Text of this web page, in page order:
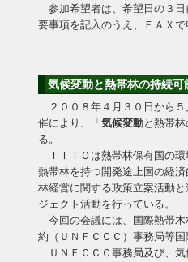
参加希望者は、希望日の３日
要事項を記入のうえ、ＦＡＸで
気候変動と熱帯林の持続
２００８年４月３０日から５
催により、「 気候変動と熱帯林
る。
ＩＴＴＯは熱帯林保有国の環
熱帯林を持つ開発途上国の経
林経営に関する政策立案活動
ジェクト活動を行っている。
今回の会議には、国際熱帯木
約（ＵＮＦＣＣＣ）事務局等国
ＵＮＦＣＣＣ事務局及び、気